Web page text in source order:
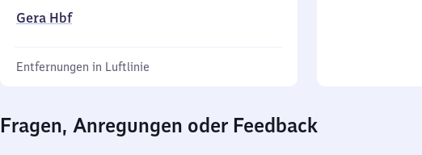
Gera Hbf
Entfernungen in Luftlinie
Fragen, Anregungen oder Feedback